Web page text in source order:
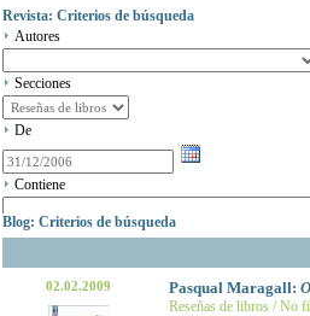
Revista: Criterios de búsqueda
Autores
Secciones
De
Contiene
Blog: Criterios de búsqueda
02.02.2009 Pasqual Maragall:
Reseñas de libros / No